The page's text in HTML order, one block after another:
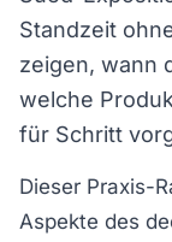
Standzeit
zeigen, wann
welche
für Schritt
Dieser Praxis-
Aspekte des